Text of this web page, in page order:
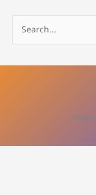
e
a
o